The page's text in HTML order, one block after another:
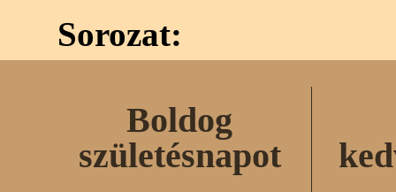
Sorozat:
Boldog
születésnapot